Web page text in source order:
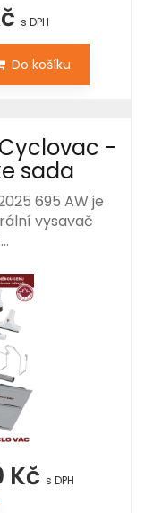
s DPH
Do košíku
-
sada
695 AW je
vysavač
Kč s DPH